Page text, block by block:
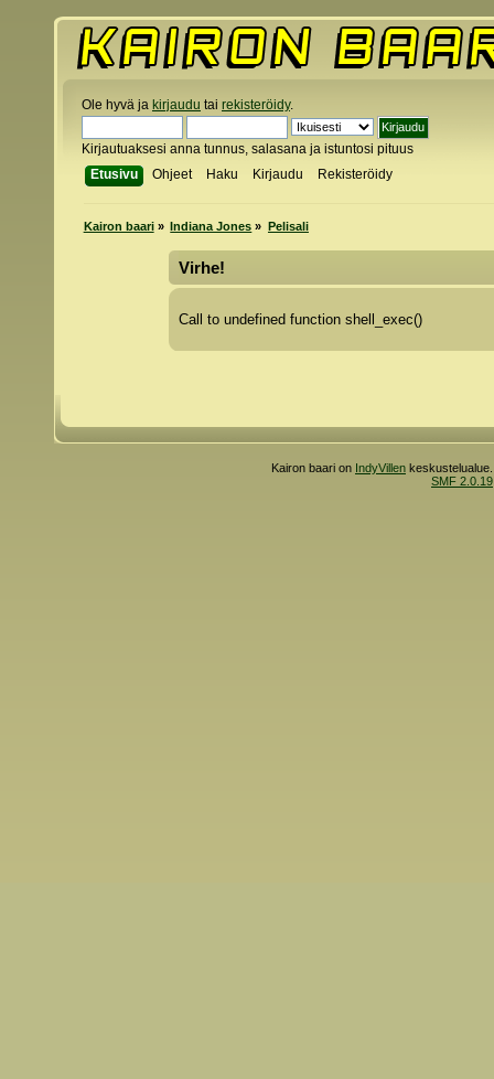
Ole hyvä ja kirjaudu tai rekisteröidy.
Kirjautuaksesi anna tunnus, salasana ja istuntosi pituus
Etusivu
Ohjeet Haku Kirjaudu Rekisteröidy
Kairon baari» Indiana Jones » Pelisali
Virhe!
Call to undefined function shell_exec()
Kairon baari on IndyVillen
SMF 2.0.19